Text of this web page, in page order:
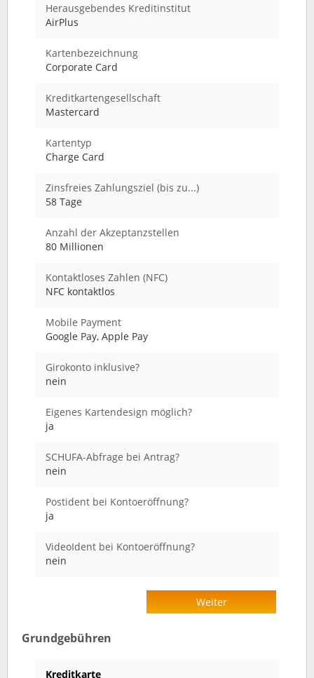
Herausgebendes Kreditinstitut
AirPlus
Kartenbezeichnung
Corporate Card
Kreditkartengesellschaft
Mastercard
Kartentyp
Charge Card
Zinsfreies Zahlungsziel (bis zu...)
58 Tage
Anzahl der Akzeptanzstellen
80 Millionen
Kontaktloses Zahlen (NFC)
NFC kontaktlos
Mobile Payment
Google Pay, Apple Pay
Girokonto inklusive?
nein
Eigenes Kartendesign möglich?
ja
SCHUFA-Abfrage bei Antrag?
nein
Postident bei Kontoeröffnung?
ja
VideoIdent bei Kontoeröffnung?
nein
Weiter
Grundgebühren
Kreditkarte